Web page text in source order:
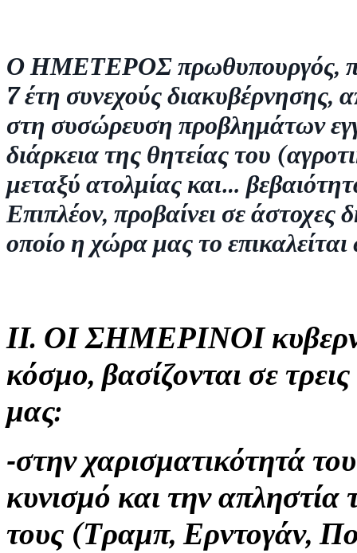
Ο ΗΜΕΤΕΡΟΣ πρωθυπουργός,
7 έτη συνεχούς διακυβέρνησης,
στη συσώρευση προβλημάτων
διάρκεια της θητείας του
μεταξύ ατολμίας και…
Επιπλέον, προβαίνει σε άστοχες
οποίο η χώρα μας το
ΙΙ. ΟΙ ΣΗΜΕΡΙΝΟΙ
κόσμο, βασίζονται σε
μας:
-στην χαρισματικότητά
κυνισμό και την απληστία
τους (Τραμπ, Ερντογάν,